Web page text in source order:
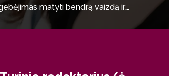
matyti bendrą vaizdą ir
pasirengimą turintys specialistai